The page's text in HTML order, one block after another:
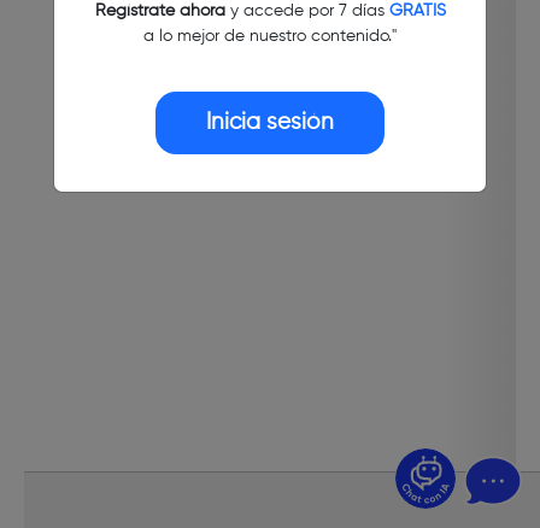
Regístrate ahoray accede por 7 días GRATIS
a lo mejor de nuestro contenido."
Inicia sesión